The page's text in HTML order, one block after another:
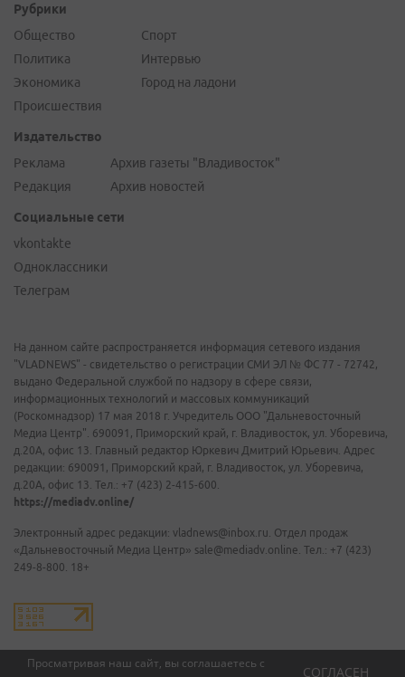
Просматривая наш сайт, вы соглашаетесь с
СОГЛАСЕН
Рубрики
Общество
Политика
Экономика
Происшествия
Спорт
Интервью
Город на ладони
Издательство
Реклама
Редакция
Архив газеты "Владивосток"
Архив новостей
Социальные сети
vkontakte
Одноклассники
Телеграм
На данном сайте распространяется информация сетевого издания
"VLADNEWS" - свидетельство о регистрации СМИ ЭЛ № ФС 77 - 72742,
выдано Федеральной службой по надзору в сфере связи,
информационных технологий и массовых коммуникаций
(Роскомнадзор) 17 мая 2018 г. Учредитель ООО "Дальневосточный
Медиа Центр". 690091, Приморский край, г. Владивосток, ул. Уборевича,
д.20А, офис 13. Главный редактор Юркевич Дмитрий Юрьевич. Адрес
редакции: 690091, Приморский край, г. Владивосток, ул. Уборевича,
д.20А, офис 13. Тел.: +7 (423) 2-415-600.
https://mediadv.online/
Электронный адрес редакции: vladnews@inbox.ru. Отдел продаж
«Дальневосточный Медиа Центр» sale@mediadv.online. Тел.: +7 (423)
249-8-800. 18+